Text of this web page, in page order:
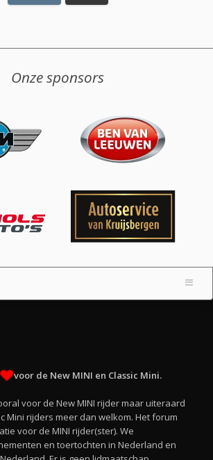
Onze sponsors
voor de New MINI en Classic Mini.
voor de New MINI rijder maar uiteraard
Mini rijders meer dan welkom. Het forum
voor de MINI rijder(ster). We
en toertochten in Nederland en